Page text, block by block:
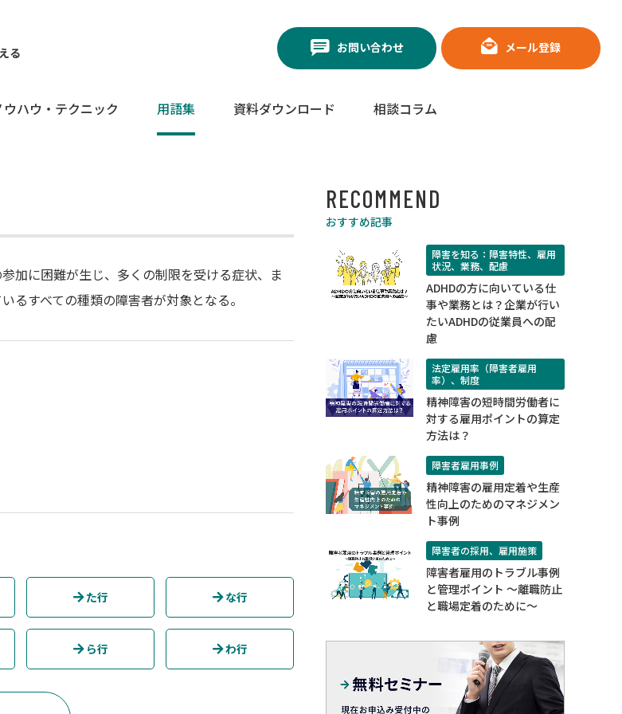
る
ハウ・テクニック 用語集 資料ダウンロード 相談コラム
お問い合わせ メール登録
加に困難が生じ、多くの制限を受ける症状、ま
るすべての種類の障害者が対象となる。
た行 な行
ら行 わ行
RECOMMEND
おすすめ記事
障害を知る：障害特性、雇用
状況、業務、配慮
ADHDの方に向いている仕
事や業務とは？企業が行い
たいADHDの従業員への配
慮
法定雇用率（障害者雇用
率）、制度
精神障害の短時間労働者に
対する雇用ポイントの算定
方法は？
障害者雇用事例
精神障害の雇用定着や生産
性向上のためのマネジメン
ト事例
障害者の採用、雇用施策
障害者雇用のトラブル事例
と管理ポイント ～離職防止
と職場定着のために～